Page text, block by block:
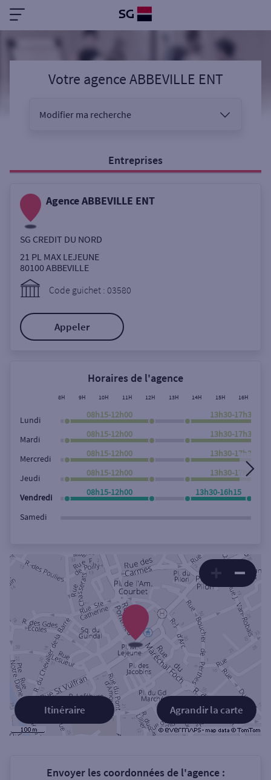
Votre agence ABBEVILLE ENT
Modifier ma recherche
Sélectionnez votre recherche
Ouverte le samedi
ou
Ville / Code postal
Rue
Entreprises
Agence ABBEVILLE ENT
SG CREDIT DU NORD
21 PL MAX LEJEUNE
80100ABBEVILLE
Code guichet : 03580
Appeler
Horaires de l'agence
8H 9H 10H 11H 12H 13H 14H 15H 16H
Lundi
08h15-12h00 13h30-17h30
Mardi
08h15-12h00 13h30-17h30
Mercredi
08h15-12h00 13h30-17h30
Jeudi
08h15-12h00 13h30-17h30
Vendredi
08h15-12h00 13h30-16h15
Samedi
Agrandir la carte
Itinéraire
Envoyer les coordonnées de l'agence :